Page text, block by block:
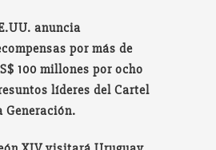
anuncia
por más de
100 millones por ocho
líderes del Cartel
Generación.